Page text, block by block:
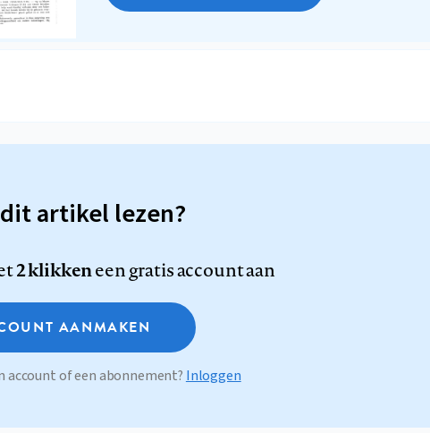
artikel lezen?
2 klikkeneen gratis account aan
AANMAKEN
account of een abonnement? Inloggen